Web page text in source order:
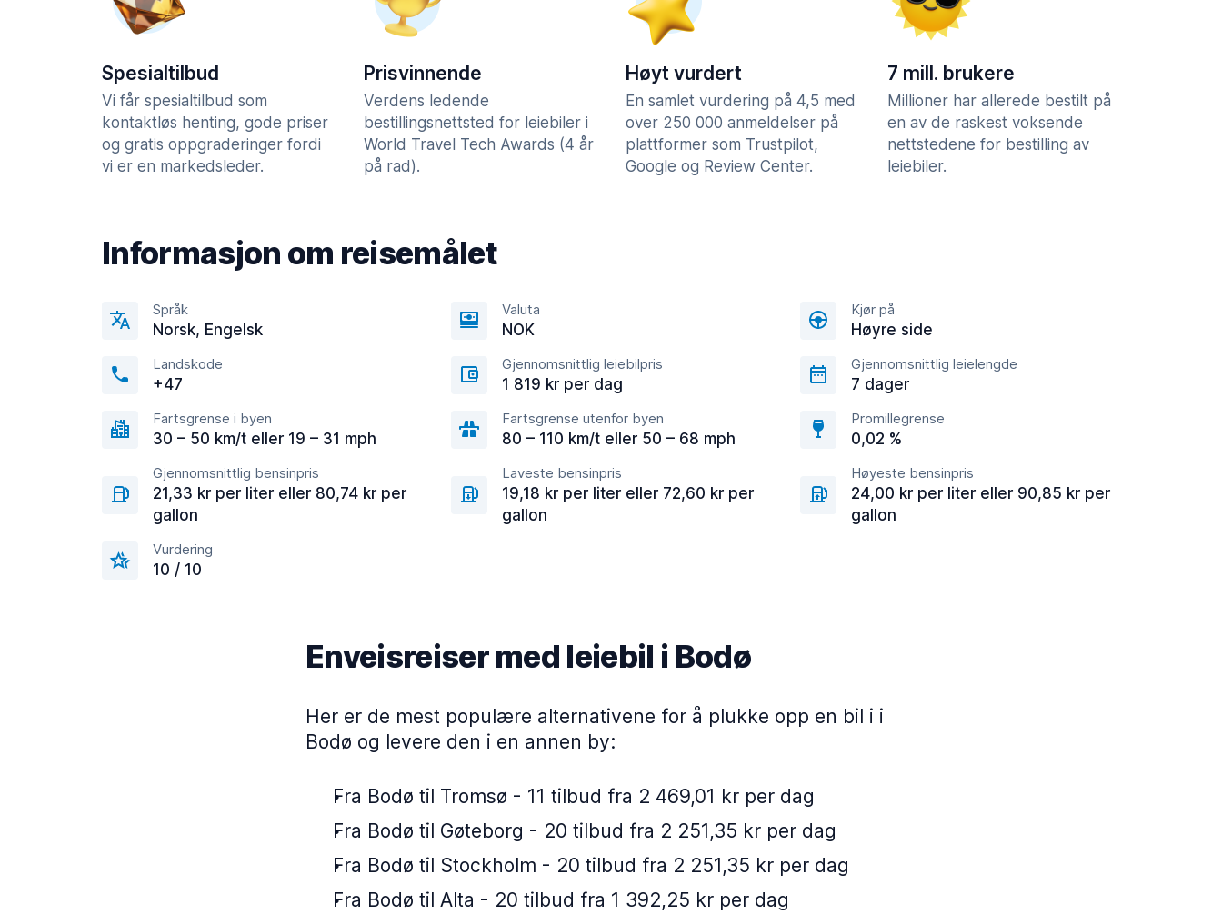
Spesialtilbud
Vi får spesialtilbud som
kontaktløs henting, gode priser
og gratis oppgraderinger fordi
vi er en markedsleder.
Prisvinnende
Verdens ledende
bestillingsnettsted for leiebiler i
World Travel Tech Awards (4 år
på rad).
Høyt vurdert
En samlet vurdering på 4,5 med
over 250 000 anmeldelser på
plattformer som Trustpilot,
Google og Review Center.
7 mill. brukere
Millioner har allerede bestilt på
en av de raskest voksende
nettstedene for bestilling av
leiebiler.
Informasjon om reisemålet
Språk
Norsk, Engelsk
Valuta
NOK
Kjør på
Høyre side
Landskode
+47
Gjennomsnittlig leiebilpris
1 819 kr per dag
Gjennomsnittlig leielengde
7 dager
Fartsgrense i byen
30 – 50 km/t eller 19 – 31 mph
Fartsgrense utenfor byen
80 – 110 km/t eller 50 – 68 mph
Promillegrense
0,02 %
Gjennomsnittlig bensinpris
21,33 kr per liter eller 80,74 kr per
gallon
Laveste bensinpris
19,18 kr per liter eller 72,60 kr per
gallon
Høyeste bensinpris
24,00 kr per liter eller 90,85 kr per
gallon
Vurdering
10 / 10
Enveisreiser med leiebil i Bodø
Her er de mest populære alternativene for å plukke opp en bil i i
Bodø og levere den i en annen by:
Fra Bodø til Tromsø - 11 tilbud fra 2 469,01 kr per dag
Fra Bodø til Gøteborg - 20 tilbud fra 2 251,35 kr per dag
Fra Bodø til Stockholm - 20 tilbud fra 2 251,35 kr per dag
Fra Bodø til Alta - 20 tilbud fra 1 392,25 kr per dag